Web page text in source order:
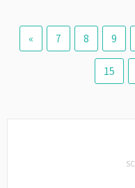
« 7 8 9
15